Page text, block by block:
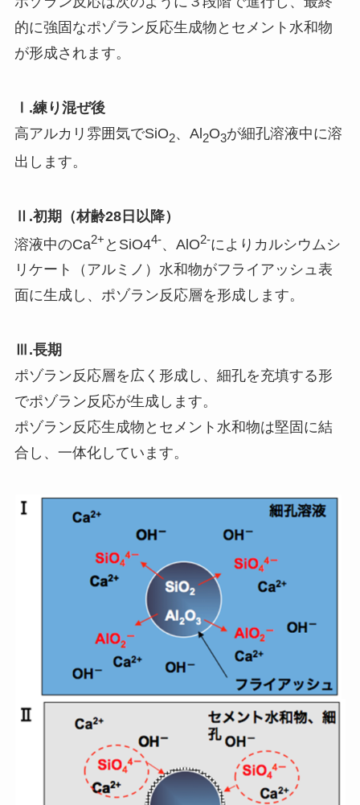
的に強固なポゾラン反応生成物とセメント水和物
が形成されます。
Ⅰ.練り混ぜ後
高アルカリ雰囲気でSiO2、Al 2O3が細孔溶液中に溶
出します。
Ⅱ.初期（材齢28日以降）
溶液中のCa2+ とSiO44-、AlO2-によりカルシウムシ
リケート（アルミノ）水和物がフライアッシュ表
面に生成し、ポゾラン反応層を形成します。
Ⅲ.長期
ポゾラン反応層を広く形成し、細孔を充填する形
でポゾラン反応が生成します。
ポゾラン反応生成物とセメント水和物は堅固に結
合し、一体化しています。